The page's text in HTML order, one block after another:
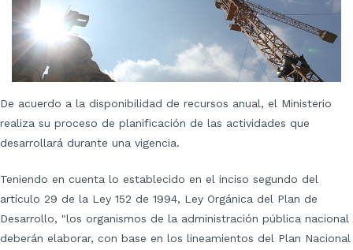
De acuerdo a la disponibilidad de recursos anual, el Ministerio
realiza su proceso de planificación de las actividades que
desarrollará durante una vigencia.
Teniendo en cuenta lo establecido en el inciso segundo del
artículo 29 de la Ley 152 de 1994, Ley Orgánica del Plan de
Desarrollo, "los organismos de la administración pública nacional
deberán elaborar, con base en los lineamientos del Plan Nacional